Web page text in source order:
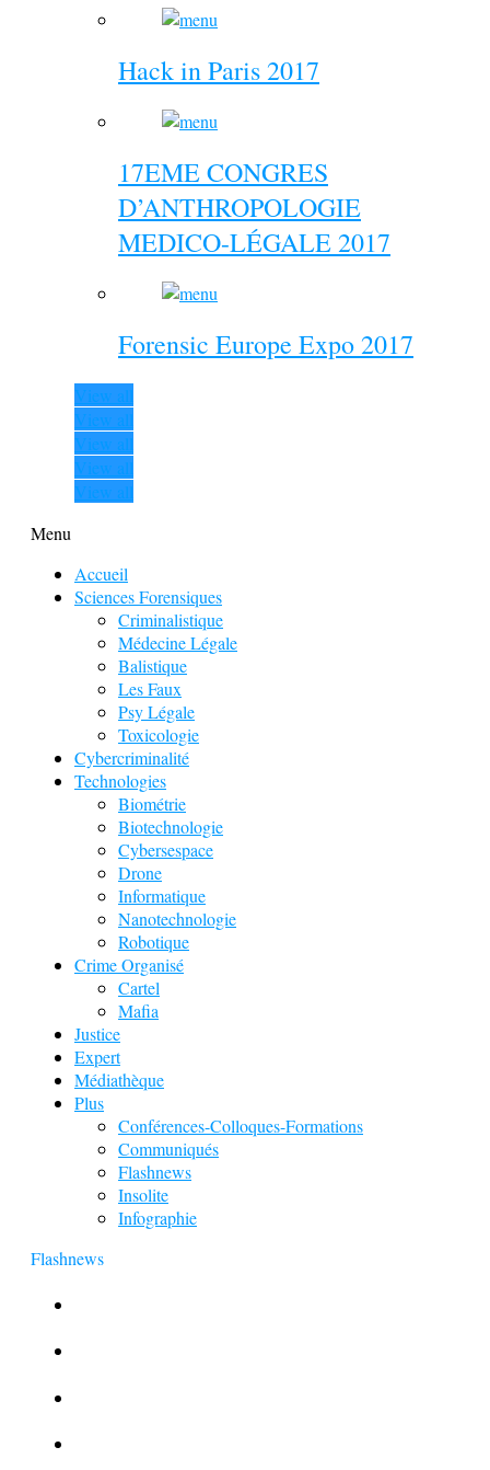
Hack in Paris 2017
17EME CONGRES
D’ANTHROPOLOGIE
MEDICO-LÉGALE 2017
Forensic Europe Expo 2017
View all
View all
View all
View all
View all
Menu
Accueil
Sciences Forensiques
Criminalistique
Médecine Légale
Balistique
Les Faux
Psy Légale
Toxicologie
Cybercriminalité
Technologies
Biométrie
Biotechnologie
Cybersespace
Drone
Informatique
Nanotechnologie
Robotique
Crime Organisé
Cartel
Mafia
Justice
Expert
Médiathèque
Plus
Conférences-Colloques-Formations
Communiqués
Flashnews
Insolite
Infographie
Flashnews